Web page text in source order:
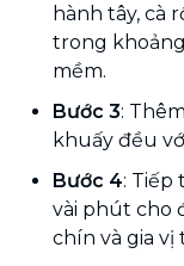
hành tây, cà
trong
mềm.
Bước 3:
khuấy đều
Bước 4: Tiếp
vài phút cho
chín và gia vị